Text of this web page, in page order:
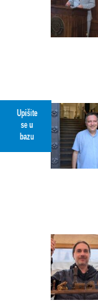
Upišite
se u
bazu